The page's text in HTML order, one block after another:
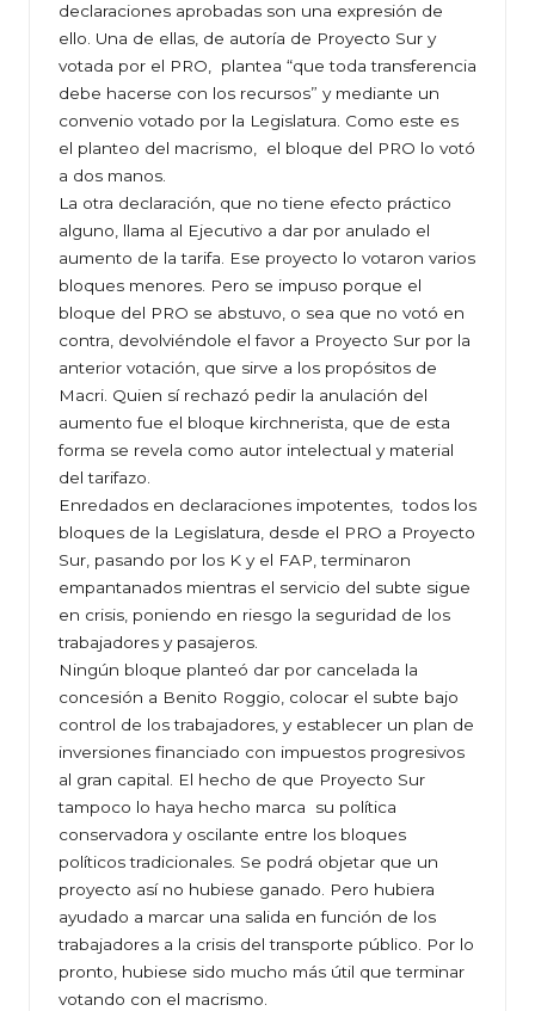
declaraciones aprobadas son una expresión de
ello. Una de ellas, de autoría de Proyecto Sur y
votada por el PRO, plantea “que toda transferencia
debe hacerse con los recursos” y mediante un
convenio votado por la Legislatura. Como este es
el planteo del macrismo, el bloque del PRO lo votó
a dos manos.
La otra declaración, que no tiene efecto práctico
alguno, llama al Ejecutivo a dar por anulado el
aumento de la tarifa. Ese proyecto lo votaron varios
bloques menores. Pero se impuso porque el
bloque del PRO se abstuvo, o sea que no votó en
contra, devolviéndole el favor a Proyecto Sur por la
anterior votación, que sirve a los propósitos de
Macri. Quien sí rechazó pedir la anulación del
aumento fue el bloque kirchnerista, que de esta
forma se revela como autor intelectual y material
del tarifazo.
Enredados en declaraciones impotentes, todos los
bloques de la Legislatura, desde el PRO a Proyecto
Sur, pasando por los K y el FAP, terminaron
empantanados mientras el servicio del subte sigue
en crisis, poniendo en riesgo la seguridad de los
trabajadores y pasajeros.
Ningún bloque planteó dar por cancelada la
concesión a Benito Roggio, colocar el subte bajo
control de los trabajadores, y establecer un plan de
inversiones financiado con impuestos progresivos
al gran capital. El hecho de que Proyecto Sur
tampoco lo haya hecho marca su política
conservadora y oscilante entre los bloques
políticos tradicionales. Se podrá objetar que un
proyecto así no hubiese ganado. Pero hubiera
ayudado a marcar una salida en función de los
trabajadores a la crisis del transporte público. Por lo
pronto, hubiese sido mucho más útil que terminar
votando con el macrismo.